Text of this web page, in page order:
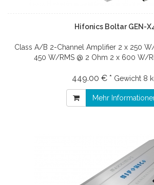
Hifonics Boltar GEN-
Class A/B 2-Channel Amplifier 2 x 250
450 W/RMS @ 2 Ohm 2 x 600 W/
449.00 € * Gewicht 8
Mehr